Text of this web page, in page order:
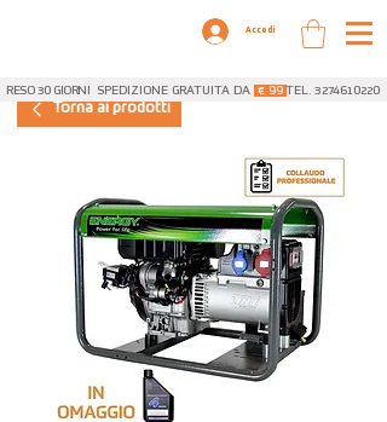
Accedi
RESO 30 GIORNI SPEDIZIONE GRATUITA DA € 99TEL. 3274610220
Torna ai prodotti